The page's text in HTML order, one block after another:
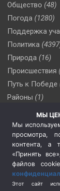
Общество (48)
Погода (1280)
Поддержка
Политика
Природа (16)
Происшествия
Путь к Победе
Районы (1)
(510)
Сельское
Социальная
Спецоперация
Спецоперация
Спорт (740)
МЫ
Мы
просмотра,
контента, а
«Принять
файлов
Этот сайт